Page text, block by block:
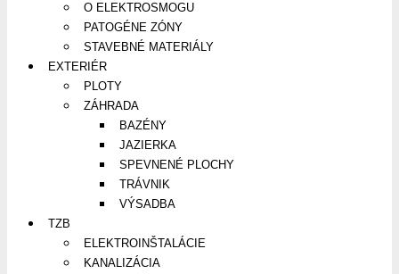
O ELEKTROSMOGU
PATOGÉNE ZÓNY
STAVEBNÉ MATERIÁLY
EXTERIÉR
PLOTY
ZÁHRADA
BAZÉNY
JAZIERKA
SPEVNENÉ PLOCHY
TRÁVNIK
VÝSADBA
TZB
ELEKTROINŠTALÁCIE
KANALIZÁCIA